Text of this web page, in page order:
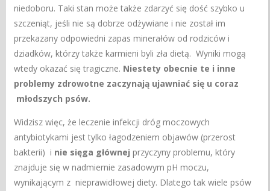
niedoboru. Taki stan może także zdarzyć się dość szybko u
szczeniąt, jeśli nie są dobrze odżywiane i nie został im
przekazany odpowiedni zapas minerałów od rodziców i
dziadków, którzy także karmieni byli zła dietą. Wyniki mogą
wtedy okazać się tragiczne. Niestety obecnie te i inne
problemy zdrowotne zaczynają ujawniać się u coraz
młodszych psów.
Widzisz więc, że leczenie infekcji dróg moczowych
antybiotykami jest tylko łagodzeniem objawów (przerost
bakterii) i nie sięga głównejprzyczyny problemu, który
znajduje się w nadmiernie zasadowym pH moczu,
wynikającym z nieprawidłowej diety. Dlatego tak wiele psów